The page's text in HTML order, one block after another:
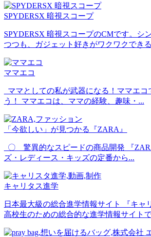
SPYDERSX 暗視スコープ
SPYDERSX 暗視スコープのCMです。シ
つつも、ガジェット好きがワクワクでき
ママエコ
ママとしての私が武器になる！ママエコ
う！ ママエコは、ママの経験、趣味・...
「今欲しい」が見つかる『ZARA』
〇 驚異的なスピードの商品開発 『
ズ・レディース・キッズの定番から...
キャリタス進学
日本最大級の総合進学情報サイト 『キャ
高校生のための総合的な進学情報サイト